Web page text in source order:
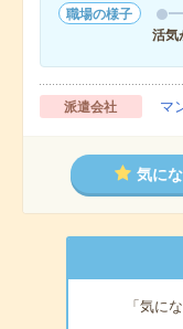
職場の様子
活気
派遣会社 マ
気にな
「気に